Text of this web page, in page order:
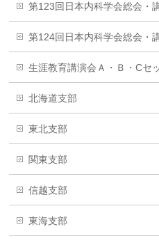
第123回日本内科学会総会・
第124回日本内科学会総会・
生涯教育講演会Ａ・Ｂ・Cセ
北海道支部
東北支部
関東支部
信越支部
東海支部